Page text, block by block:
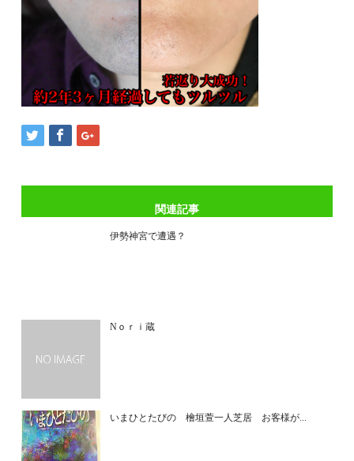
関連記事
伊勢神宮で遭遇？
Nｏｒｉ蔵
いまひとたびの 檜垣萱一人芝居 お客様が...